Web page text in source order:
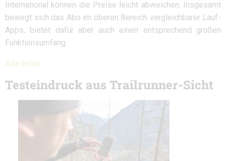
International können die Preise leicht abweichen. Insgesamt
bewegt sich das Abo im oberen Bereich vergleichbarer Lauf-
Apps, bietet dafür aber auch einen entsprechend großen
Funktionsumfang.
Alle Infos
Testeindruck aus Trailrunner-Sicht